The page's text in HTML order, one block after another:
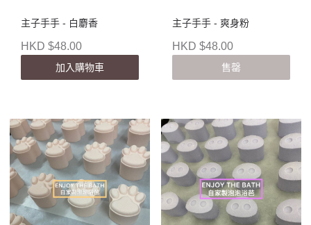
主子手手 - 白麝香
HKD $48.00
加入購物車
主子手手 - 爽身粉
HKD $48.00
售罄